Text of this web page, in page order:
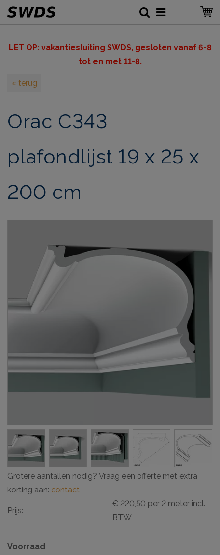
LET OP: vakantiesluiting SWDS, gesloten vanaf 6-8
tot en met 11-8.
« terug
Orac C343
plafondlijst 19 x 25 x
200 cm
Grotere aantallen nodig? Vraag een offerte met extra
korting aan: contact
Prijs:
€ 220,50 per 2 meter incl.
BTW
Voorraad